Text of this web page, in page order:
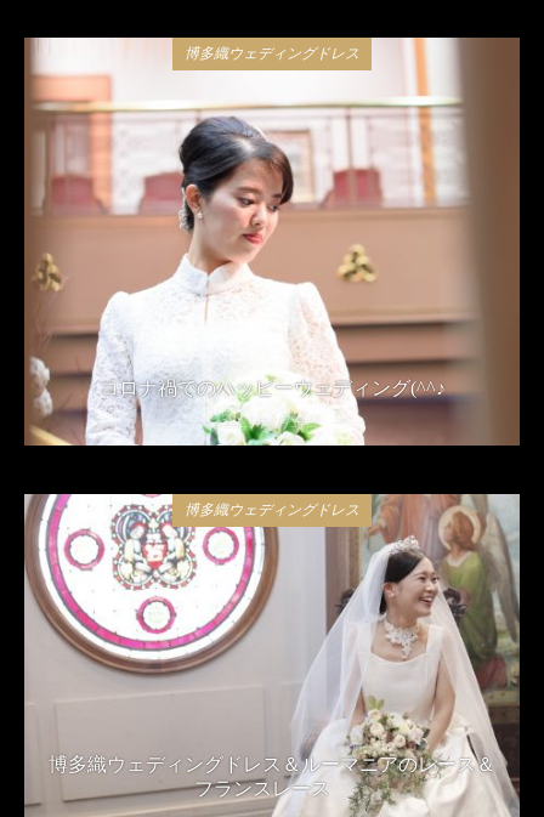
博多織ウェディングドレス
コロナ禍でのハッピーウェディング(^^♪
2021年4月24日
博多織ウェディングドレス
博多織ウェディングドレス＆ルーマニアのレース＆
フランスレース